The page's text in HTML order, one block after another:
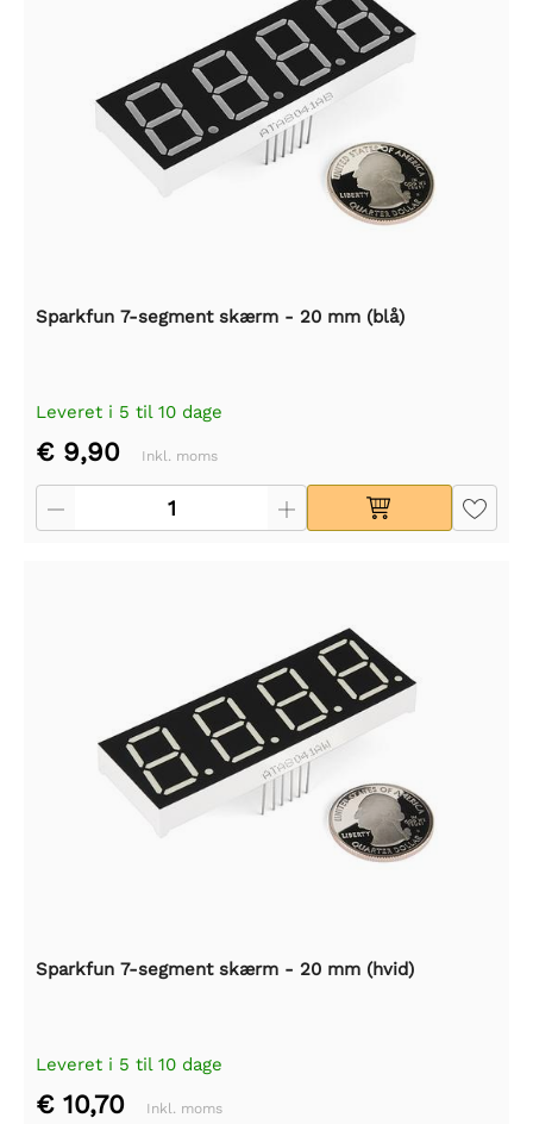
Sparkfun 7-segment skærm - 20 mm (blå)
Leveret i 5 til 10 dage
€ 9,90 Inkl. moms
Sparkfun 7-segment skærm - 20 mm (hvid)
Leveret i 5 til 10 dage
€ 10,70 Inkl. moms